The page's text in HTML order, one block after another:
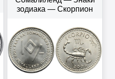
зодиака — Скорпион